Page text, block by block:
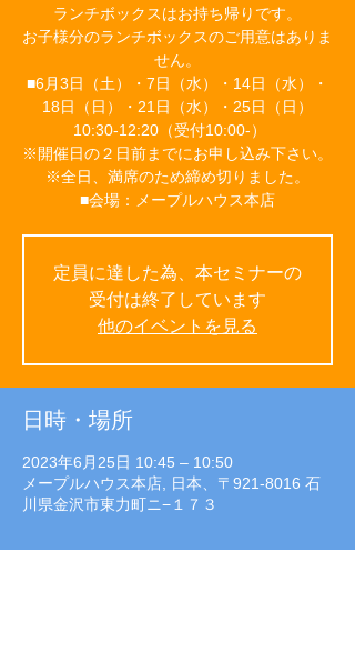
ランチボックスはお持ち帰りです。
お子様分のランチボックスのご用意はありま
せん。
■6月3日（土）・7日（水）・14日（水）・
18日（日）・21日（水）・25日（日）
10:30-12:20（受付10:00-）
※開催日の２日前までにお申し込み下さい。
※全日、満席のため締め切りました。
■会場：メープルハウス本店
定員に達した為、本セミナーの
受付は終了しています
他のイベントを見る
日時・場所
2023年6月25日 10:45 – 10:50
メープルハウス本店, 日本、〒921-8016 石
川県金沢市東力町ニ−１７３